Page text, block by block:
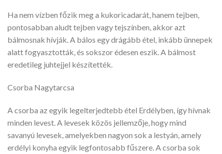
Ha nem vízben főzik meg a kukoricadarát, hanem tejben,
pontosabban aludt tejben vagy tejszínben, akkor azt
bálmosnak hívják. A bálos egy drágább étel, inkább ünnepek
alatt fogyasztották, és sokszor édesen eszik. A bálmost
eredetileg juhtejjel készítették.
Csorba Nagytarcsa
A csorba az egyik legelterjedtebb étel Erdélyben, így hívnak
minden levest. A levesek közös jellemzője, hogy mind
savanyú levesek, amelyekben nagyon sok a lestyán, amely
erdélyi konyha egyik legfontosabb fűszere. A csorba sok